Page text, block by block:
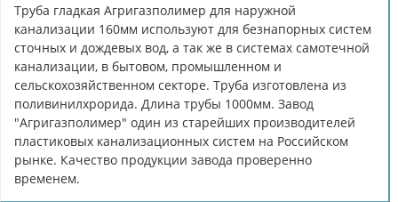
Труба гладкая Агригазполимер для наружной
канализации 160мм используют для безнапорных систем
сточных и дождевых вод, а так же в системах самотечной
канализации, в бытовом, промышленном и
сельскохозяйственном секторе. Труба изготовлена из
поливинилхрорида. Длина трубы 1000мм. Завод
"Агригазполимер" один из старейших производителей
пластиковых канализационных систем на Российском
рынке. Качество продукции завода проверенно
временем.